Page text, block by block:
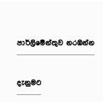
පාර්ලි‌මේන්තුව නරඹන්න
දැනුමට